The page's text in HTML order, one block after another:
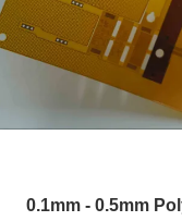
0.1mm - 0.5mm Polymide PCB